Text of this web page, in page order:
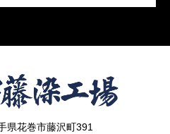
県花巻市藤沢町391